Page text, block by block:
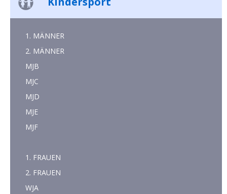
1. MÄNNER
2. MÄNNER
MJB
MJC
MJD
MJE
MJF
1. FRAUEN
2. FRAUEN
WJA